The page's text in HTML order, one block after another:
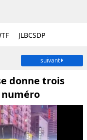
JLBCSDP
suivant
donne trois